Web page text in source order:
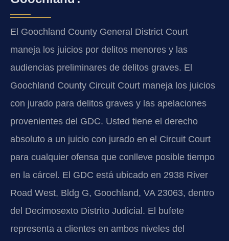
El Goochland County General District Court
maneja los juicios por delitos menores y las
audiencias preliminares de delitos graves. El
Goochland County Circuit Court maneja los juicios
con jurado para delitos graves y las apelaciones
provenientes del GDC. Usted tiene el derecho
absoluto a un juicio con jurado en el Circuit Court
para cualquier ofensa que conlleve posible tiempo
en la cárcel. El GDC está ubicado en 2938 River
Road West, Bldg G, Goochland, VA 23063, dentro
del Decimosexto Distrito Judicial. El bufete
representa a clientes en ambos niveles del